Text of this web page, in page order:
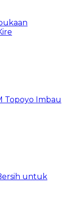
Topoyo Imbau
untuk